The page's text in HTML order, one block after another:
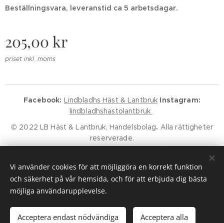
Beställningsvara, leveranstid ca 5 arbetsdagar.
205,00 kr
priset inkl. moms
Lägg i kundvagnen
Facebook: Lindbladhs Häst & Lantbruk Instagram:
lindbladhshastolantbruk
© 2022 LB Häst & Lantbruk, Handelsbolag. Alla rättigheter
reserverade.
Godkänd för F-Skatt.Kundservice
Cookies
Vi använder cookies för att möjliggöra en korrekt funktion
och säkerhet på vår hemsida, och för att erbjuda dig bästa
möjliga användarupplevelse.
Acceptera endast nödvändiga Acceptera alla